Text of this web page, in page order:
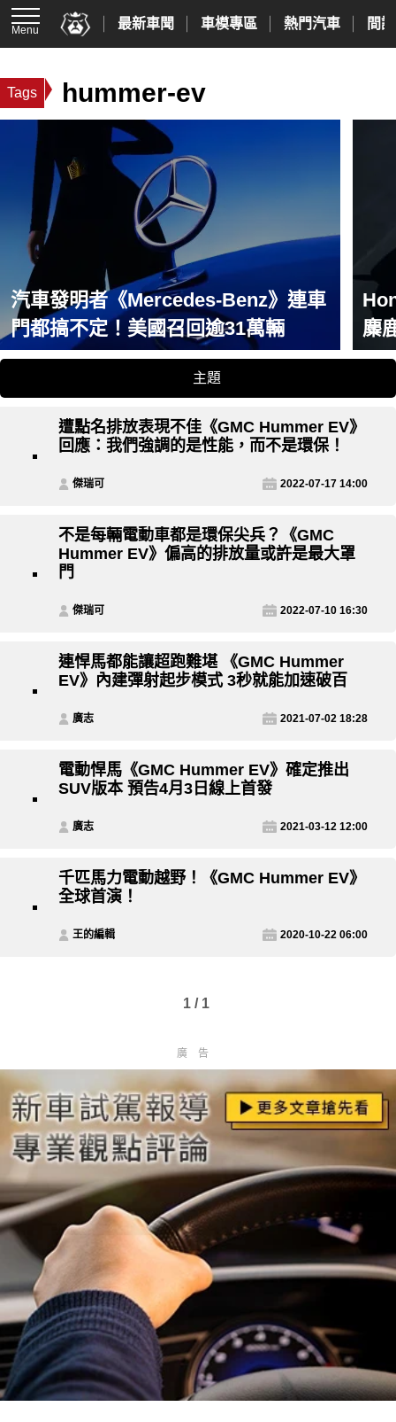
Menu 最新車聞 車模專區 熱門汽車 間
Tags hummer-ev
汽車發明者《Mercedes-Benz》連車
門都搞不定！美國召回逾31萬輛
麋
主題
遭點名排放表現不佳《GMC Hummer EV》
回應：我們強調的是性能，而不是環保！
傑瑞可 2022-07-17 14:00
不是每輛電動車都是環保尖兵？《GMC
Hummer EV》偏高的排放量或許是最大罩
門
傑瑞可 2022-07-10 16:30
連悍馬都能讓超跑難堪 《GMC Hummer
EV》內建彈射起步模式 3秒就能加速破百
廣志 2021-07-02 18:28
電動悍馬《GMC Hummer EV》確定推出
SUV版本 預告4月3日線上首發
廣志 2021-03-12 12:00
千匹馬力電動越野！《GMC Hummer EV》
全球首演！
王的編輯 2020-10-22 06:00
1 / 1
廣告